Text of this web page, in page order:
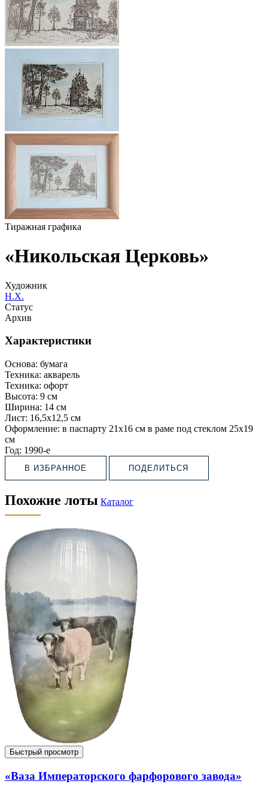
Тиражная графика
«Никольская Церковь»
Художник
Н.Х.
Статус
Архив
Характеристики
Основа: бумага
Техника: акварель
Техника: офорт
Высота: 9 см
Ширина: 14 см
Лист: 16,5х12,5 см
Оформление: в паспарту 21х16 см в раме под стеклом 25х19
см
Год: 1990-е
В ИЗБРАННОЕ ПОДЕЛИТЬСЯ
Похожие лоты Каталог
Быстрый просмотр
«Ваза Императорского фарфорового завода»